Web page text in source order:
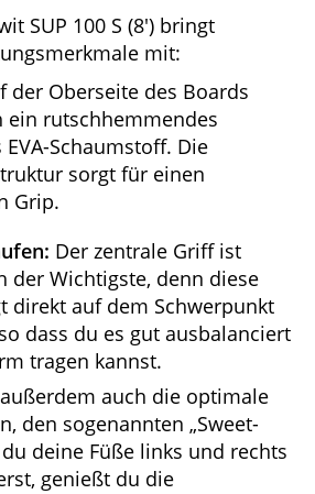
verschieden, aber ich finde
des Boards wirklich
SUP 100 S (8′) bringt
mit:
ein rutschhemmendes
Schaumstoff. Die
sorgt für einen
Grip.
Der zentrale Griff ist
der Wichtigste, denn diese
direkt auf dem Schwerpunkt
dass du es gut